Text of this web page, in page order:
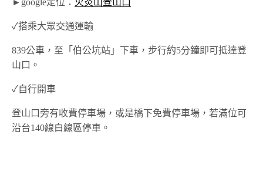
►google定位： 火炎山登山口
✓搭乘大眾交通運輸
839公車，至「伯公坑站」下車，步行約5分鐘即可抵達登
山口。
✓自行開車
登山口旁有收費停車場，或是橋下免費停車場，若滿位可
沿台140線白線區停車。